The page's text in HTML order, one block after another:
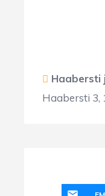
Haabersti
Haabersti 3,